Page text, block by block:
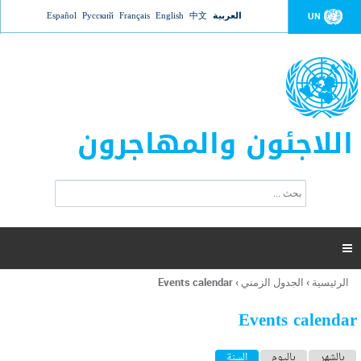
Jump to navigation UN العربية 中文
English
Français
Русский
Español
اللاجئون والمهاجرون
ت
ر
ل
ح
ب

أنت
هنا
الرئيسية › الجدول الزمني ›
Events calendar
Events calendar